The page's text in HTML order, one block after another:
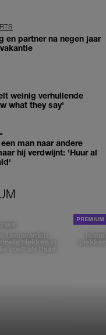
en partner na negen jaar
weinig verhullende
what they say'
man naar andere
hij verdwijnt: 'Huur al
VAN
Leeuwarden,
plekken in
voelt als thuis'